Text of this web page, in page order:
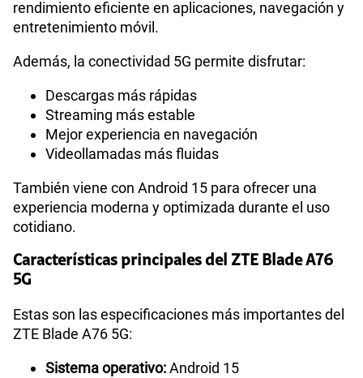
rendimiento eficiente en aplicaciones, navegación y
entretenimiento móvil.
Además, la conectividad 5G permite disfrutar:
Descargas más rápidas
Streaming más estable
Mejor experiencia en navegación
Videollamadas más fluidas
También viene con Android 15 para ofrecer una
experiencia moderna y optimizada durante el uso
cotidiano.
Características principales del ZTE Blade A76
5G
Estas son las especificaciones más importantes del
ZTE Blade A76 5G:
Sistema operativo:Android 15